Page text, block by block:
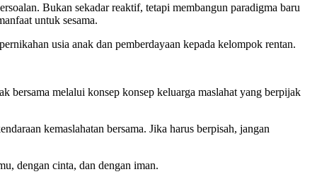
Bukan sekadar reaktif, tetapi membangun paradigma baru
untuk sesama.
usia anak dan pemberdayaan kepada kelompok rentan.
bersama melalui konsep konsep keluarga maslahat yang berpijak
kemaslahatan bersama. Jika harus berpisah, jangan
dengan cinta, dan dengan iman.